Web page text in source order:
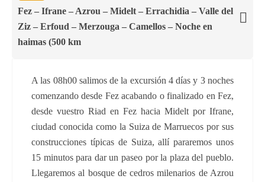
Fez – Ifrane – Azrou – Midelt – Errachidia – Valle del
Ziz – Erfoud – Merzouga – Camellos – Noche en
haimas (500 km
A las 08h00 salimos de la excursión 4 días y 3 noches
comenzando desde Fez acabando o finalizado en Fez,
desde vuestro Riad en Fez hacia Midelt por Ifrane,
ciudad conocida como la Suiza de Marruecos por sus
construcciones típicas de Suiza, allí pararemos unos
15 minutos para dar un paseo por la plaza del pueblo.
Llegaremos al bosque de cedros milenarios de Azrou